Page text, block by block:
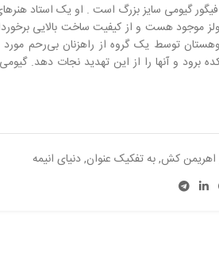
گیومی سایز بزرگ است . او یک استاد
موجود هست و از کیفیت ساخت بالایی
توسط یک گروه از راهزنان بی‌رحم مورد
برود و آنها را از این تهدید نجات دهد.
اهریمن کش,به تفکیک عنوان,دنیای انیمه